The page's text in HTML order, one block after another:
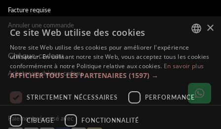
Facture requise
Annuler une commande
Chèque-cadeau
Acheter un chèque-cadeau
Paiement sécurisé avec
DUTCH
ENGLISH
FRENCH
GERMAN
×
Ce site Web utilise des cookies
Notre site Web utilise des cookies pour améliorer l'expérience
utilisateur. En utilisant notre site Web, vous acceptez tous les cookies
conformément à notre Politique relative aux cookies. En savoir plus
AFFICHER TOUS LES PARTENAIRES (1597) →
STRICTEMENT NÉCESSAIRES PERFORMANCE
CIBLAGE FONCTIONNALITÉ